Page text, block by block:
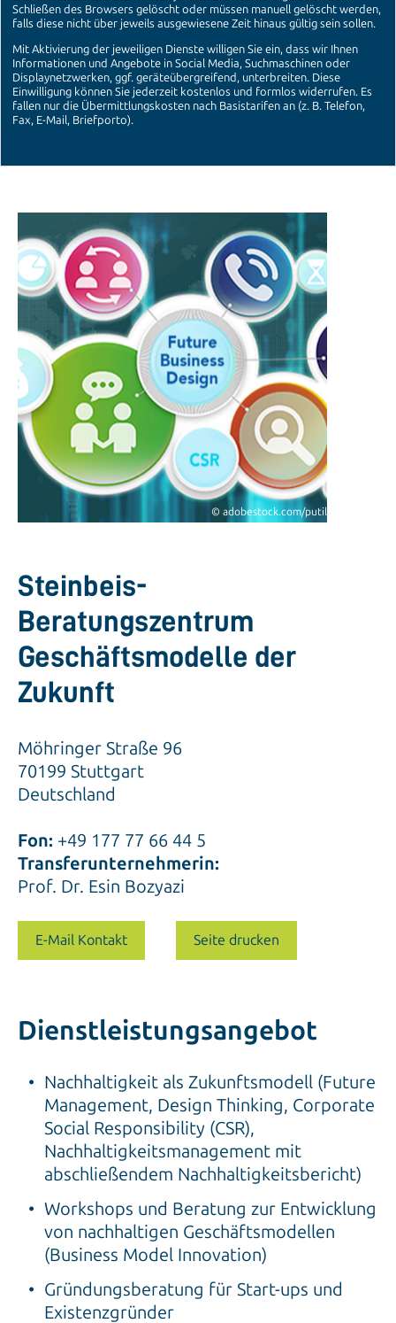
© adobestock.com/putilov_denis
Steinbeis-
Beratungszentrum
Geschäftsmodelle der
Zukunft
Möhringer Straße 96
70199 Stuttgart
Deutschland
Fon: +49 177 77 66 44 5
Transferunternehmerin:
Prof. Dr. Esin Bozyazi
E-Mail Kontakt Seite drucken
Dienstleistungsangebot
Nachhaltigkeit als Zukunftsmodell (Future
Management, Design Thinking, Corporate
Social Responsibility (CSR),
Nachhaltigkeitsmanagement mit
abschließendem Nachhaltigkeitsbericht)
Workshops und Beratung zur Entwicklung
von nachhaltigen Geschäftsmodellen
(Business Model Innovation)
Gründungsberatung für Start-ups und
Existenzgründer